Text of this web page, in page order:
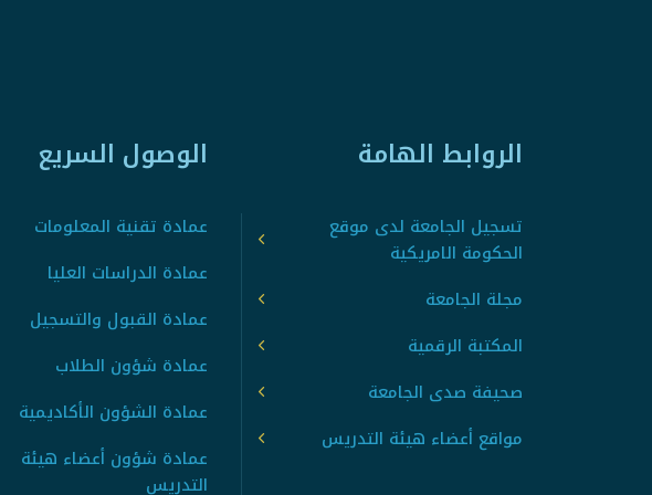
الروابط الهامة
تسجيل الجامعة لدى موقع
الحكومة الامريكية
مجلة الجامعة
المكتبة الرقمية
صحيفة صدى الجامعة
مواقع أعضاء هيئة التدريس
الوصول السريع
عمادة تقنية المعلومات
عمادة الدراسات العليا
عمادة القبول والتسجيل
عمادة شؤون الطلاب
عمادة الشؤون الأكاديمية
عمادة شؤون أعضاء هيئة
التدريس